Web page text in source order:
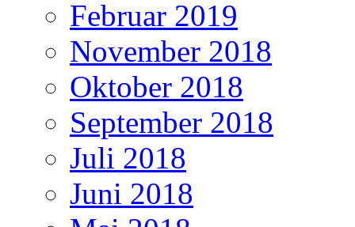
Februar 2019
November 2018
Oktober 2018
September 2018
Juli 2018
Juni 2018